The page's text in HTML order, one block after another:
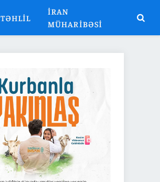
TƏHLIL
İRAN
MÜHARIBƏSI